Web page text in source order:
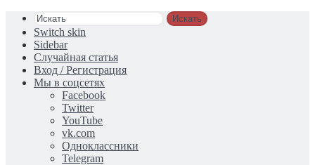
Искать
Switch skin
Sidebar
Случайная статья
Вход / Регистрация
Мы в соцсетях
Facebook
Twitter
YouTube
vk.com
Одноклассники
Telegram